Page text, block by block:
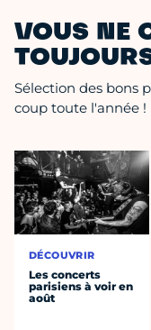
VOUS NE
Sélection des bons
coup toute l'année !
DÉCOUVRIR
Les concerts
parisiens à voir en
août